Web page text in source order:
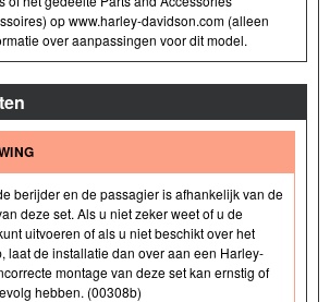
op www.harley-davidson.com (alleen
over aanpassingen voor dit model.
berijder en de passagier is afhankelijk van de
deze set. Als u niet zeker weet of u de
uitvoeren of als u niet beschikt over het
laat de installatie dan over aan een Harley-
montage van deze set kan ernstig of
hebben. (00308b)